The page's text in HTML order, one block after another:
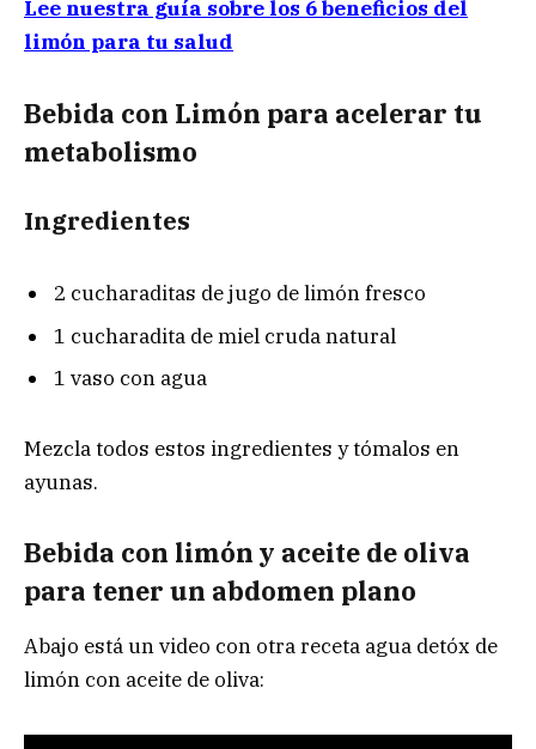
Lee nuestra guía sobre los 6 beneficios del
limón para tu salud
Bebida con Limón para acelerar tu
metabolismo
Ingredientes
2 cucharaditas de jugo de limón fresco
1 cucharadita de miel cruda natural
1 vaso con agua
Mezcla todos estos ingredientes y tómalos en
ayunas.
Bebida con limón y aceite de oliva
para tener un abdomen plano
Abajo está un video con otra receta agua detóx de
limón con aceite de oliva: